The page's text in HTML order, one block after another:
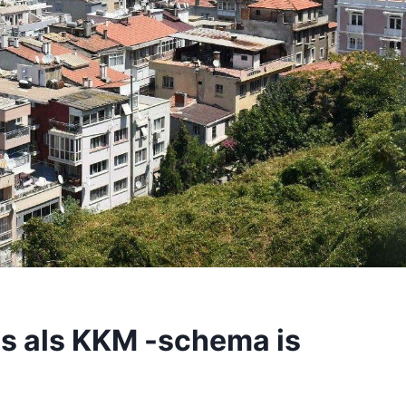
als KKM -schema is